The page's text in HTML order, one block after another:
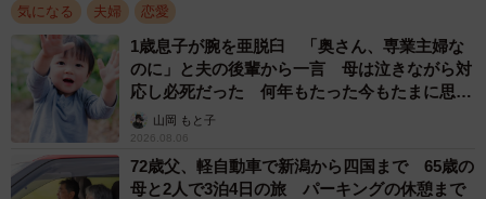
ありません。
ー「もう離婚した方が楽なのでは？」と思う場合、どうす
ればいいでしょうか
人は辛い状況に直面すると、そこから目を背けて楽な方や
快楽を選ぶ傾向があります。離婚や、家庭外での安らぎを
気になる 夫婦 恋愛
1歳息子が腕を亜脱臼 「奥さん、専業主婦な
のに」と夫の後輩から一言 母は泣きながら対
応し必死だった 何年もたった今もたまに思い
出し…山岡 もと子
2026.08.06
72歳父、軽自動車で新潟から四国まで 65歳の
母と2人で3泊4日の旅 パーキングの休憩まで